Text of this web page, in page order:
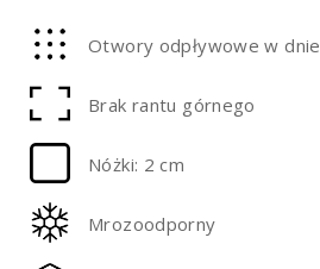
Otwory odpływowe w dnie
Brak rantu górnego
Nóżki: 2 cm
Mrozoodporny